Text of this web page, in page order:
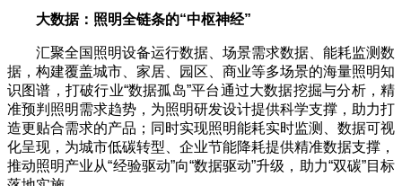
大数据：照明全链条的“中枢神经”
汇聚全国照明设备运行数据、场景需求数据、能耗监测数
据，构建覆盖城市、家居、园区、商业等多场景的海量照明知
识图谱，打破行业“数据孤岛”平台通过大数据挖掘与分析，精
准预判照明需求趋势，为照明研发设计提供科学支撑，助力打
造更贴合需求的产品；同时实现照明能耗实时监测、数据可视
化呈现，为城市低碳转型、企业节能降耗提供精准数据支撑，
推动照明产业从“经验驱动”向“数据驱动”升级，助力“双碳”目标